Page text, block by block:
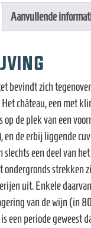
Aanvullende
bevindt zich
château, een met
op de plek van een
de erbij liggende
een deel van het
ondergronds strekken
uit. Enkele
van de wijn (in
een periode geweest